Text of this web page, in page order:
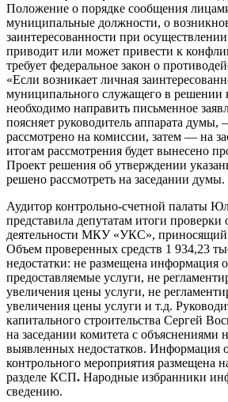
Положение о порядке сообщения
муниципальные должности, о
заинтересованности при
приводит или может привести к
требует федеральное закон о
«Если возникает личная
муниципального служащего в решении
необходимо направить письменное
поясняет руководитель аппарата думы,
рассмотрено на комиссии, затем — на
итогам рассмотрения будет вынесено
Проект решения об утверждении
решено рассмотреть на заседании думы.
Аудитор контрольно-счетной палаты
представила депутатам итоги проверки
деятельности МКУ «УКС», приносящий
Объем проверенных средств 1 934,23
недостатки: не размещена информация
предоставляемые услуги, не
увеличения цены услуги, не
увеличения цены услуги и т.д.
капитального строительства Сергей
на заседании комитета с объяснениями
выявленных недостатков. Информация о
контрольного мероприятия размещена
разделе КСП. Народные избранники
сведению.